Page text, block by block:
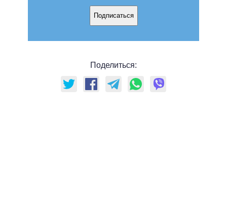
Подписаться
Поделиться: